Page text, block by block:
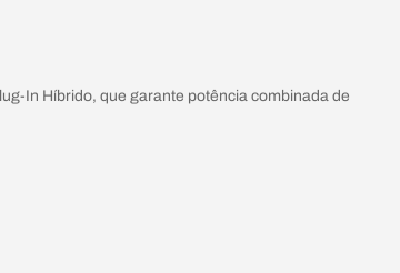
In Híbrido, que garante potência combinada de